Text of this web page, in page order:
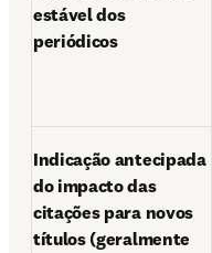
estável dos
periódicos
Indicação antecipada
do impacto das
citações para novos
títulos (geralmente